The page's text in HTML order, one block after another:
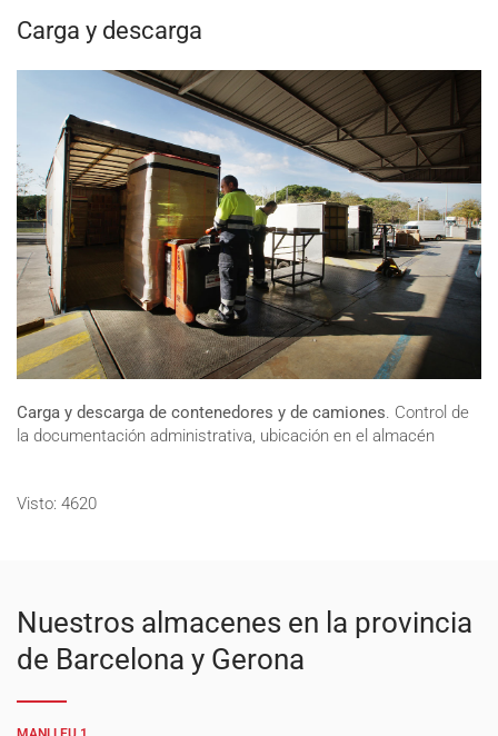
Carga y descarga
Carga y descarga de contenedores y de camiones. Control de
la documentación administrativa, ubicación en el almacén
Visto: 4620
Nuestros almacenes en la provincia
de Barcelona y Gerona